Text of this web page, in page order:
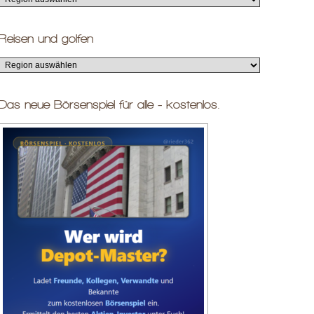
und golfen
neue Börsenspiel für alle - kostenlos.